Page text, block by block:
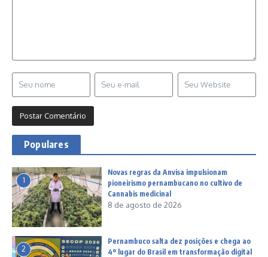
Populares
1
Novas regras da Anvisa impulsionam
pioneirismo pernambucano no cultivo de
Cannabis medicinal
8 de agosto de 2026
2
Pernambuco salta dez posições e chega ao
4º lugar do Brasil em transformação digital